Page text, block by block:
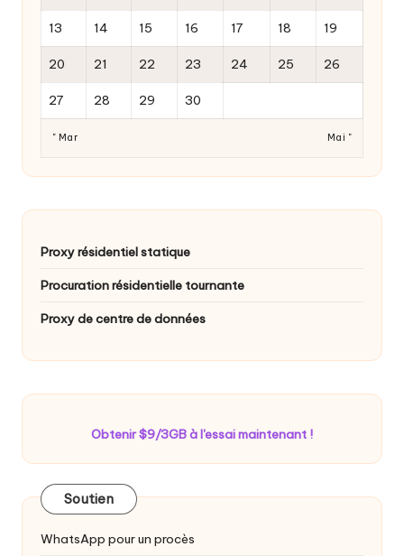
13 14 15 16 17 18 19
20 21 22 23 24 25 26
27 28 29 30
" Mar Mai "
Proxy résidentiel statique
Procuration résidentielle tournante
Proxy de centre de données
Obtenir $9/3GB à l'essai maintenant !
Soutien
WhatsApp pour un procès